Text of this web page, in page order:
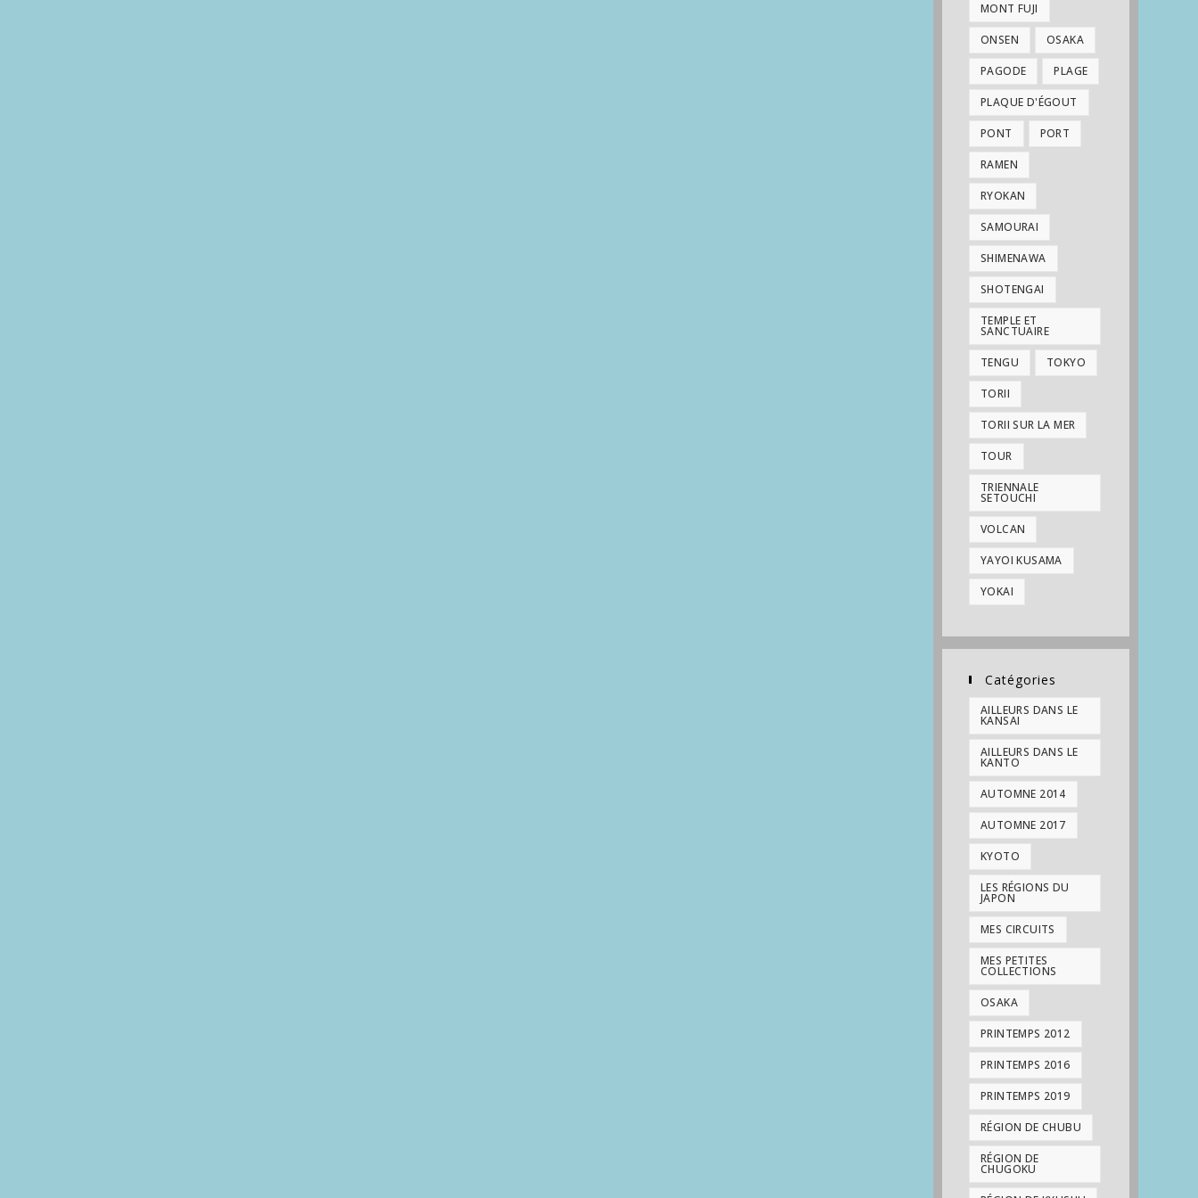
MONT FUJI
ONSEN OSAKA
PAGODE PLAGE
PLAQUE D'ÉGOUT
PONT PORT
RAMEN
RYOKAN
SAMOURAI
SHIMENAWA
SHOTENGAI
TEMPLE ET
SANCTUAIRE
TENGU TOKYO
TORII
TORII SUR LA MER
TOUR
TRIENNALE
SETOUCHI
VOLCAN
YAYOI KUSAMA
YOKAI
Catégories
AILLEURS DANS LE
KANSAI
AILLEURS DANS LE
KANTO
AUTOMNE 2014
AUTOMNE 2017
KYOTO
LES RÉGIONS DU
JAPON
MES CIRCUITS
MES PETITES
COLLECTIONS
OSAKA
PRINTEMPS 2012
PRINTEMPS 2016
PRINTEMPS 2019
RÉGION DE CHUBU
RÉGION DE
CHUGOKU